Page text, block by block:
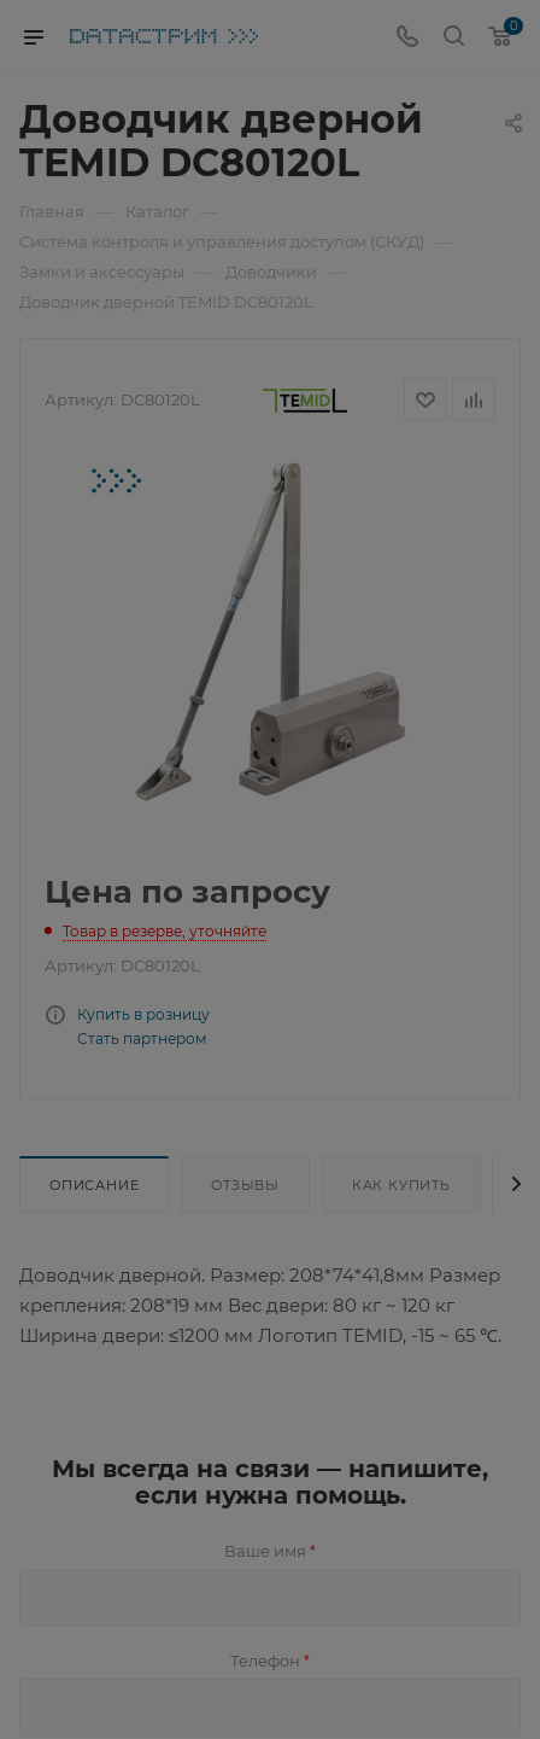
0
Доводчик дверной
TEMID DC80120L
Главная Каталог
Система контроля и управления доступом (СКУД)
Замки и аксессуары Доводчики
Доводчик дверной TEMID DC80120L
Артикул: DC80120L
Цена по запросу
Товар в резерве, уточняйте
Артикул: DC80120L
Купить в розницу
Стать партнером
ОПИСАНИЕ ОТЗЫВЫ КАК КУПИТЬ
Доводчик дверной. Размер: 208*74*41,8мм Размер
крепления: 208*19 мм Вес двери: 80 кг ~ 120 кг
Ширина двери: ≤1200 мм Логотип TEMID, -15 ~ 65 ℃.
Мы всегда на связи — напишите,
если нужна помощь.
Ваше имя *
Телефон *